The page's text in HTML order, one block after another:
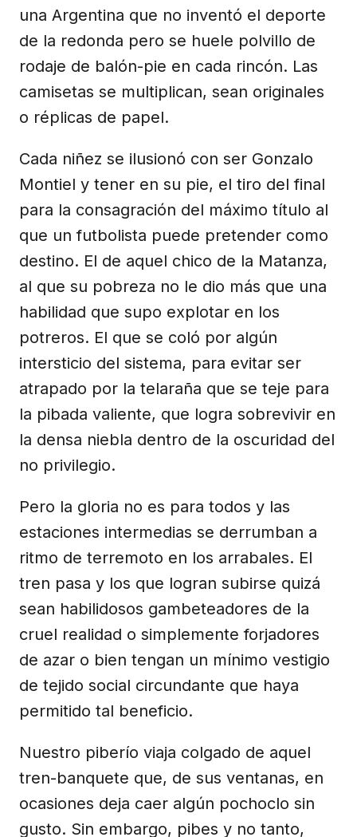
una Argentina que no inventó el deporte
de la redonda pero se huele polvillo de
rodaje de balón-pie en cada rincón. Las
camisetas se multiplican, sean originales
o réplicas de papel.
Cada niñez se ilusionó con ser Gonzalo
Montiel y tener en su pie, el tiro del final
para la consagración del máximo título al
que un futbolista puede pretender como
destino. El de aquel chico de la Matanza,
al que su pobreza no le dio más que una
habilidad que supo explotar en los
potreros. El que se coló por algún
intersticio del sistema, para evitar ser
atrapado por la telaraña que se teje para
la pibada valiente, que logra sobrevivir en
la densa niebla dentro de la oscuridad del
no privilegio.
Pero la gloria no es para todos y las
estaciones intermedias se derrumban a
ritmo de terremoto en los arrabales. El
tren pasa y los que logran subirse quizá
sean habilidosos gambeteadores de la
cruel realidad o simplemente forjadores
de azar o bien tengan un mínimo vestigio
de tejido social circundante que haya
permitido tal beneficio.
Nuestro piberío viaja colgado de aquel
tren-banquete que, de sus ventanas, en
ocasiones deja caer algún pochoclo sin
gusto. Sin embargo, pibes y no tanto,